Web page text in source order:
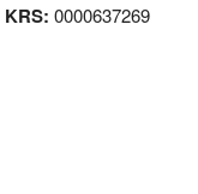
KRS: 0000637269